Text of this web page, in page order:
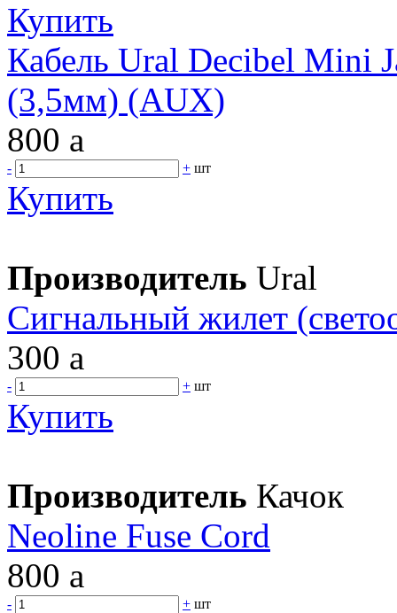
Купить
Кабель Ural Decibel
(3,5мм) (AUX)
800 a
- + шт
Купить
Производитель Ural
Сигнальный жилет
300 a
- + шт
Купить
Производитель Качок
Neoline Fuse Cord
800 a
- + шт